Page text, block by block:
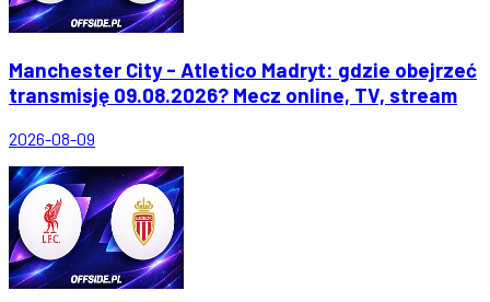
Manchester City - Atletico Madryt: gdzie obejrzeć
transmisję 09.08.2026? Mecz online, TV, stream
2026-08-09